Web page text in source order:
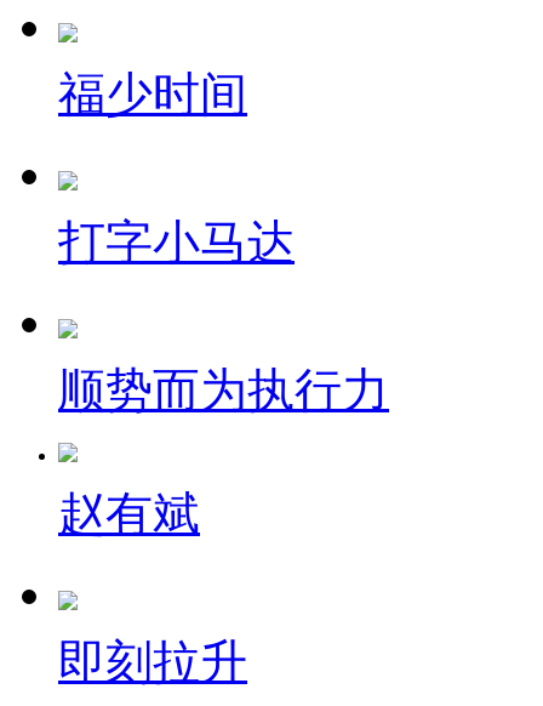
福少时间
打字小马达
顺势而为执行力
赵有斌
即刻拉升